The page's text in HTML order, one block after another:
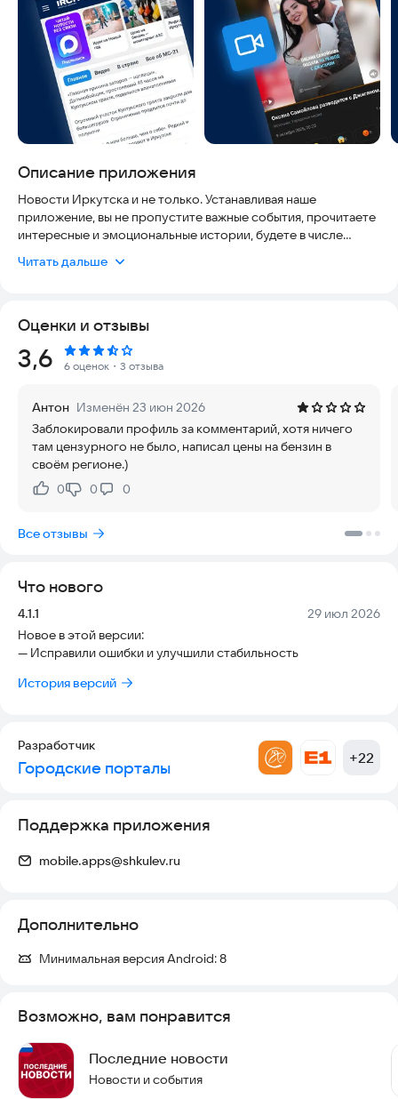
Описание приложения
Новости Иркутска и не только. Устанавливая наше
приложение, вы не пропустите важные события, прочитаете
интересные и эмоциональные истории, будете в числе
- узнавать последние новости Новосибирской области,
новости России;
- высказывать свое мнение в комментариях к статьям и
узнавать другие точки зрения;
- смотреть фото- и видеорепортажи с места событий;
- сохранять избранные новости;
- следить за новостями спорта;
- делиться новостями в мессенджерах и соцсетях;
- читать избранные новости, собранные в рубрики и темы;
- отправлять свои новости в редакцию;
предложением или проблемой;
Читать дальше
Оценки и отзывы
Рейтинг:
3,6 6 оценок ・3 отзыва
Антон Изменён 23 июн 2026
Заблокировали профиль за комментарий, хотя ничего
там цензурного не было, написал цены на бензин в
своём регионе.)
Нравится:
0Не нравится:
0 0
Все отзывы
Что нового
Версия:
4.1.1 Дата:
29 июл 2026
Новое в этой версии:
— Исправили ошибки и улучшили стабильность
История версий
Разработчик
Городские порталы +22
Поддержка приложения
mobile.apps@shkulev.ru
Дополнительно
Минимальная версия Android:8
Возможно, вам понравится
Последние новости
Новости и события